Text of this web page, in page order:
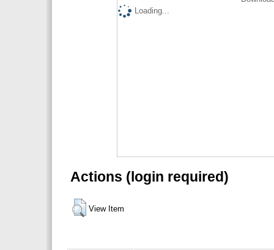
Loading...
Actions (login required)
View Item